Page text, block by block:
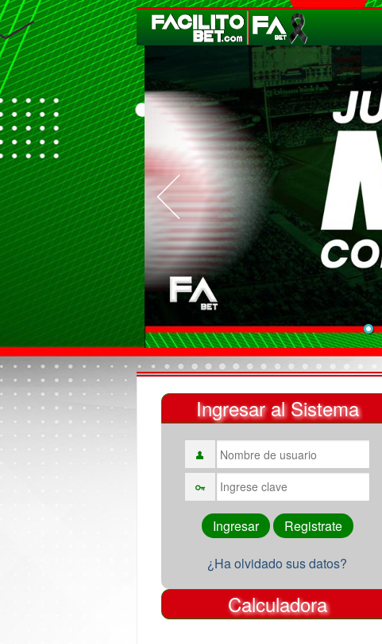
Ingresar al Sistema
¿Ha olvidado sus datos?
Calculadora